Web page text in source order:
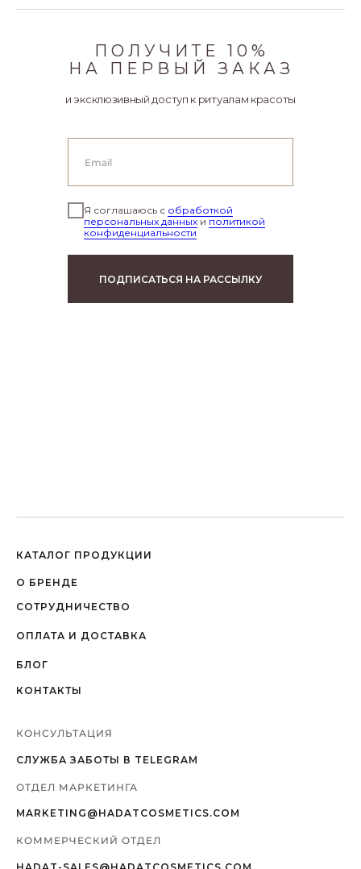
ПОЛУЧИТЕ 10%
НА ПЕРВЫЙ ЗАКАЗ
и эксклюзивный доступ к ритуалам красоты
Я соглашаюсь с обработкой
персональных данных и политикой
конфиденциальности
ПОДПИСАТЬСЯ НА РАССЫЛКУ
СОТРУДНИЧЕСТВО
О БРЕНДЕ
КАТАЛОГ ПРОДУКЦИИ
MARKETING@HADATCOSMETICS.COM
СЛУЖБА ЗАБОТЫ В TELEGRAM
БЛОГ
КОНТАКТЫ
ОПЛАТА И ДОСТАВКА
КОНСУЛЬТАЦИЯ
ОТДЕЛ МАРКЕТИНГА
КОММЕРЧЕСКИЙ ОТДЕЛ